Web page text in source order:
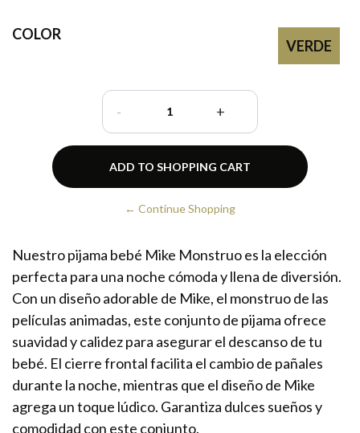
COLOR
VERDE
- +
← Continue Shopping
Nuestro pijama bebé Mike Monstruo es la elección
perfecta para una noche cómoda y llena de diversión.
Con un diseño adorable de Mike, el monstruo de las
películas animadas, este conjunto de pijama ofrece
suavidad y calidez para asegurar el descanso de tu
bebé. El cierre frontal facilita el cambio de pañales
durante la noche, mientras que el diseño de Mike
agrega un toque lúdico. Garantiza dulces sueños y
comodidad con este conjunto.